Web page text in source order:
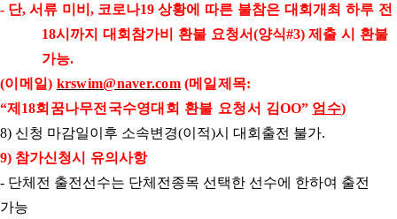
- 단, 서류 미비 , 코로나19 상황에 따른 불참은 대회개최 하루 전
18시까지 대회참가비 환불 요청서(양식#3) 제출 시 환불
가능.
(이메일) krswim@naver.com (메일제목:
“제 18회꿈나무전국수영대회 환불 요청서 김OO” 엄수)
8) 신청 마감일이후 소속변경(이적)시 대회출전 불가.
9) 참가신청시 유의사항
- 단체전 출전선수는 단체전종목 선택한 선수에 한하여 출전
가능